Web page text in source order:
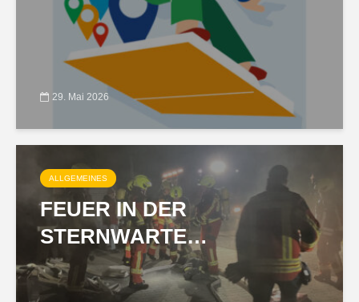
29. Mai 2026
ALLGEMEINES
FEUER IN DER
STERNWARTE…